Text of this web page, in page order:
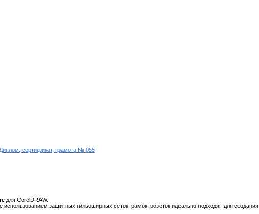
сертификат, грамота № 055
для CorelDRAW.
использованием защитных гильоширных сеток, рамок, розеток идеально подходят для создания